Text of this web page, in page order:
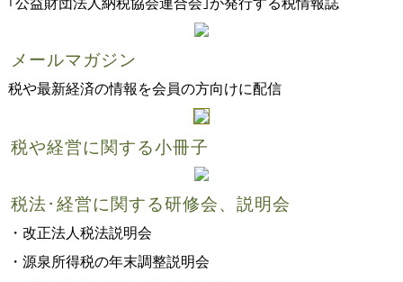
｢公益財団法人納税協会連合会｣が発行する税情報誌
メールマガジン
税や最新経済の情報を会員の方向けに配信
税や経営に関する小冊子
税法･経営に関する研修会、説明会
・改正法人税法説明会
・源泉所得税の年末調整説明会